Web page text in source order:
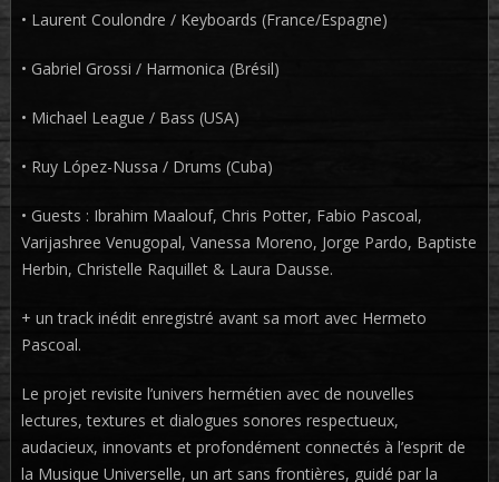
•⁠ ⁠Laurent Coulondre / Keyboards (France/Espagne)
•⁠ ⁠Gabriel Grossi / Harmonica (Brésil)
•⁠ ⁠Michael League / Bass (USA)
•⁠ ⁠Ruy López-Nussa / Drums (Cuba)
•⁠ ⁠Guests : Ibrahim Maalouf, Chris Potter, Fabio Pascoal,
Varijashree Venugopal, Vanessa Moreno, Jorge Pardo, Baptiste
Herbin, Christelle Raquillet & Laura Dausse.
+ un track inédit enregistré avant sa mort avec Hermeto
Pascoal.
Le projet revisite l’univers hermétien avec de nouvelles
lectures, textures et dialogues sonores respectueux,
audacieux, innovants et profondément connectés à l’esprit de
la Musique Universelle, un art sans frontières, guidé par la